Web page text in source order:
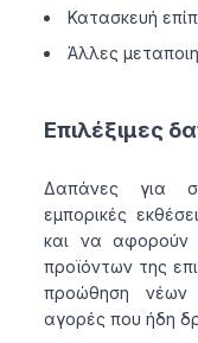
Κατασκευή
Άλλες
Επιλέξιμες
Δαπάνες για
εμπορικές
και να αφορούν
προϊόντων της
προώθηση νέων
αγορές που ήδη